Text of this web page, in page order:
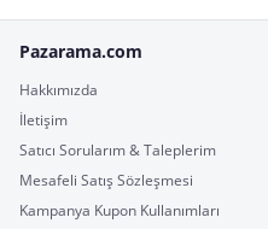
Pazarama.com
Hakkımızda
İletişim
Satıcı Sorularım & Taleplerim
Mesafeli Satış Sözleşmesi
Kampanya Kupon Kullanımları